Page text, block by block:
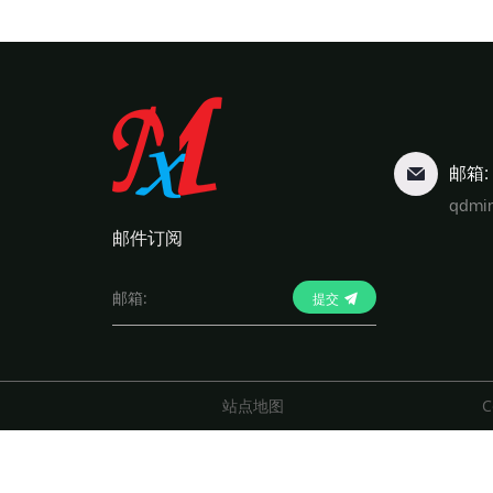
邮件订阅
提交
邮箱:
站点地图